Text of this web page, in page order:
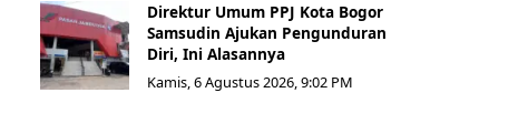
Direktur Umum PPJ Kota Bogor
Samsudin Ajukan Pengunduran
Diri, Ini Alasannya
Kamis, 6 Agustus 2026, 9:02 PM